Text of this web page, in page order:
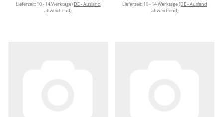
Lieferzeit: 10 - 14 Werktage(DE - Ausland
abweichend)
Lieferzeit: 10 - 14 Werktage(DE - Ausland
abweichend)